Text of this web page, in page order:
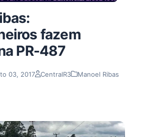
fazem
PR-487
03, 2017 CentralR3 Manoel Ribas